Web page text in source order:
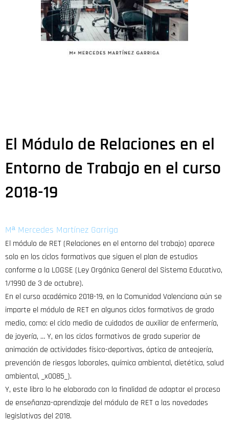
El Módulo de Relaciones en el
Entorno de Trabajo en el curso
2018-19
Mª Mercedes Martínez Garriga
El módulo de RET (Relaciones en el entorno del trabajo) aparece
solo en los ciclos formativos que siguen el plan de estudios
conforme a la LOGSE (Ley Orgánica General del Sistema Educativo,
1/1990 de 3 de octubre).
En el curso académico 2018-19, en la Comunidad Valenciana aún se
imparte el módulo de RET en algunos ciclos formativos de grado
medio, como: el ciclo medio de cuidados de auxiliar de enfermería,
de joyería, … Y, en los ciclos formativos de grado superior de
animación de actividades físico-deportivas, óptica de anteojería,
prevención de riesgos laborales, química ambiental, dietética, salud
ambiental, _x0085_).
Y, este libro lo he elaborado con la finalidad de adaptar el proceso
de enseñanza-aprendizaje del módulo de RET a las novedades
legislativas del 2018.